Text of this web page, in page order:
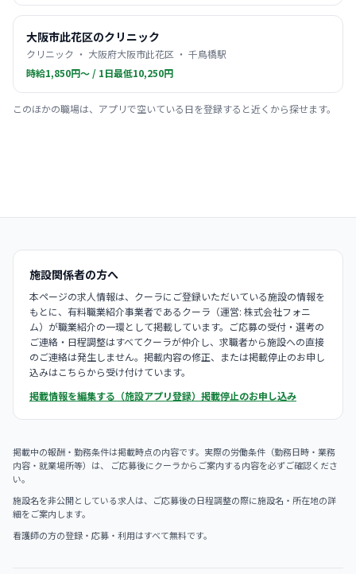
大阪市此花区のクリニック
クリニック ・ 大阪府大阪市此花区 ・ 千鳥橋駅
時給1,850円〜 / 1日最低10,250円
このほかの職場は、アプリで空いている日を登録すると近くから探せます。
施設関係者の方へ
本ページの求人情報は、クーラにご登録いただいている施設の情報を
もとに、有料職業紹介事業者であるクーラ（運営: 株式会社フォニ
ム）が職業紹介の一環として掲載しています。ご応募の受付・選考の
ご連絡・日程調整はすべてクーラが仲介し、求職者から施設への直接
のご連絡は発生しません。掲載内容の修正、または掲載停止のお申し
込みはこちらから受け付けています。
掲載情報を編集する（施設アプリ登録） 掲載停止のお申し込み
掲載中の報酬・勤務条件は掲載時点の内容です。実際の労働条件（勤務日時・業務
内容・就業場所等）は、 ご応募後にクーラからご案内する内容を必ずご確認くださ
い。
施設名を非公開としている求人は、ご応募後の日程調整の際に施設名・所在地の詳
細をご案内します。
看護師の方の登録・応募・利用はすべて無料です。